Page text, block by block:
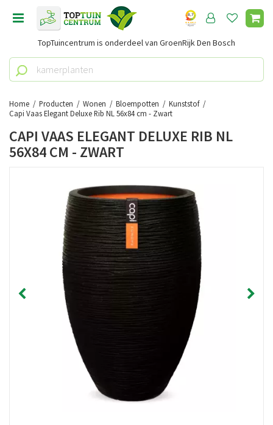
Home Producten Wonen Bloempotten
Kunststof
Capi Vaas Elegant Deluxe Rib NL 56x84 cm - Zwart
TopTuincentrum is onderdeel van GroenRijk Den Bosch
CAPI VAAS ELEGANT DELUXE RIB NL
56X84 CM - ZWART